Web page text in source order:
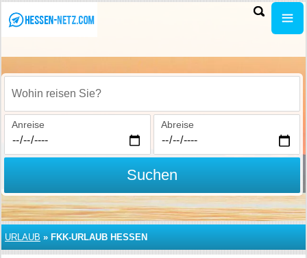
Wohin reisen Sie?
Anreise Abreise
Suchen
URLAUB » FKK-URLAUB HESSEN